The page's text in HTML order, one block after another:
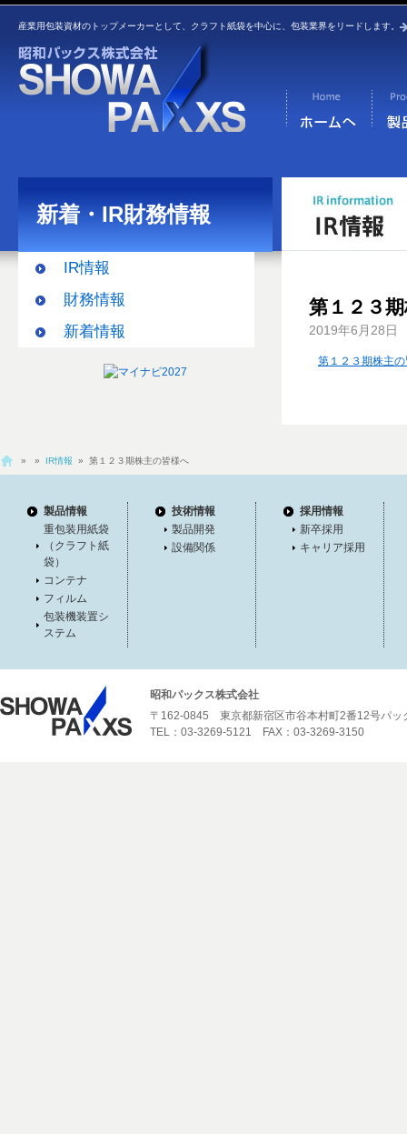
産業用包装資材のトップメーカーとして、クラフト紙袋を中心に、包装業界をリードします。
新着・IR財務情報
IR情報
財務情報
新着情報
第１２３
2019年6月28日
第１２３期株主
» » IR情報 » 第１２３期株主の皆様へ
製品情報
重包装用紙袋
（クラフト紙
袋）
コンテナ
フィルム
包装機装置シ
ステム
技術情報
製品開発
設備関係
採用情報
新卒採用
キャリア採用
昭和パックス株式会社
〒162-0845 東京都新宿区市谷本村町2番12号パッ
TEL：03-3269-5121 FAX：03-3269-3150